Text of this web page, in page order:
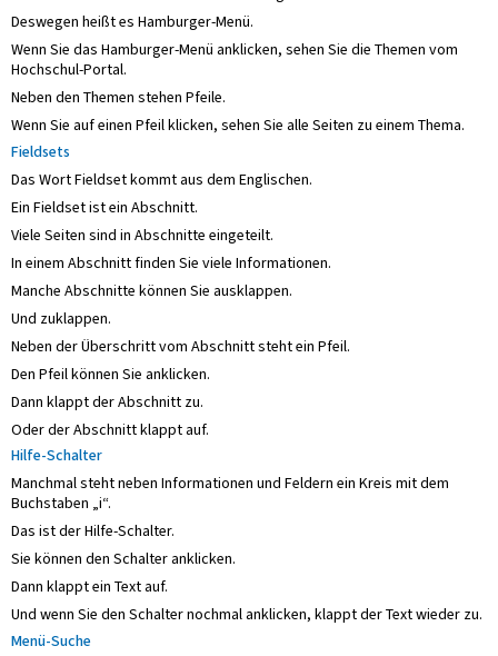
Deswegen heißt es Hamburger-Menü.
Wenn Sie das Hamburger-Menü anklicken, sehen Sie die Themen vom
Hochschul-Portal.
Neben den Themen stehen Pfeile.
Wenn Sie auf einen Pfeil klicken, sehen Sie alle Seiten zu einem Thema.
Fieldsets
Das Wort Fieldset kommt aus dem Englischen.
Ein Fieldset ist ein Abschnitt.
Viele Seiten sind in Abschnitte eingeteilt.
In einem Abschnitt finden Sie viele Informationen.
Manche Abschnitte können Sie ausklappen.
Und zuklappen.
Neben der Überschritt vom Abschnitt steht ein Pfeil.
Den Pfeil können Sie anklicken.
Dann klappt der Abschnitt zu.
Oder der Abschnitt klappt auf.
Hilfe-Schalter
Manchmal steht neben Informationen und Feldern ein Kreis mit dem
Buchstaben „i“.
Das ist der Hilfe-Schalter.
Sie können den Schalter anklicken.
Dann klappt ein Text auf.
Und wenn Sie den Schalter nochmal anklicken, klappt der Text wieder zu.
Menü-Suche